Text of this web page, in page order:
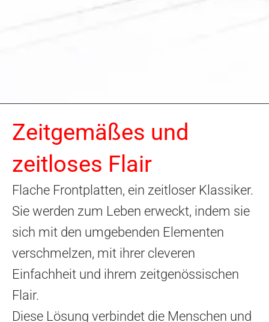
Zeitgemäßes und
zeitloses Flair
Flache Frontplatten, ein zeitloser Klassiker.
Sie werden zum Leben erweckt, indem sie
sich mit den umgebenden Elementen
verschmelzen, mit ihrer cleveren
Einfachheit und ihrem zeitgenössischen
Flair.
Diese Lösung verbindet die Menschen und